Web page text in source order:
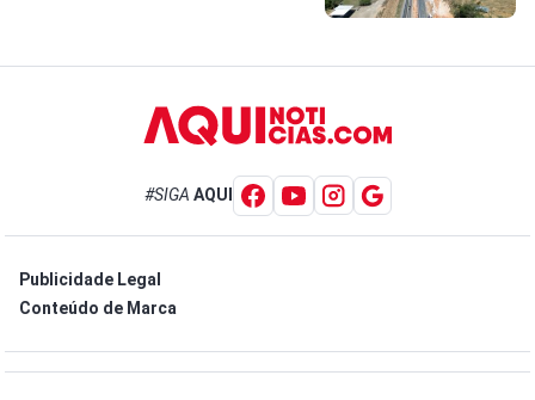
#SIGA AQUI
Publicidade Legal
Conteúdo de Marca